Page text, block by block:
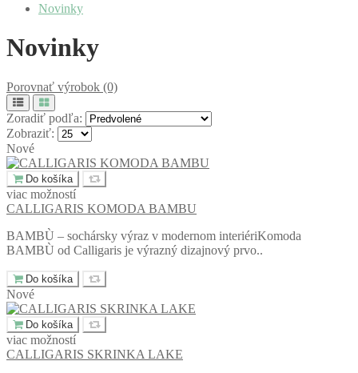
Novinky
Novinky
Porovnať výrobok (0)
Zoradiť podľa:
Zobraziť:
Nové
Do košíka
viac možností
CALLIGARIS KOMODA BAMBU
BAMBÙ – sochársky výraz v modernom interiériKomoda
BAMBÙ od Calligaris je výrazný dizajnový prvo..
Do košíka
Nové
Do košíka
viac možností
CALLIGARIS SKRINKA LAKE